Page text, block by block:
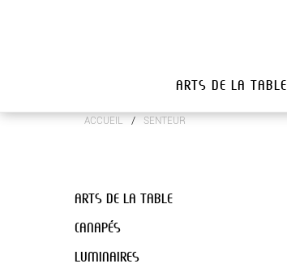
ARTS DE LA TABLE
ACCUEIL / SENTEUR
ARTS DE LA TABLE
CANAPÉS
LUMINAIRES